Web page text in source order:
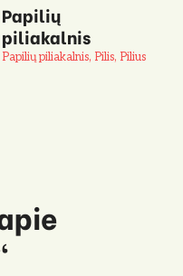
Papilių
piliakalnis
Papilių piliakalnis, Pilis, Pilius